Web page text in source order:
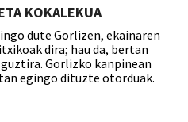
KOKALEKUA
dute Gorlizen, ekainaren
dira; hau da, bertan
Gorlizko kanpinean
egingo dituzte otorduak.